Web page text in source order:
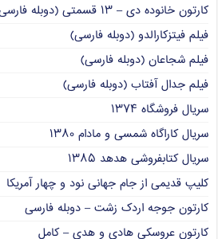
کارتون خانوده دی – ۱۳ قسمتی (دوبله فارسی)
فیلم فیتزکارالدو (دوبله فارسی)
فیلم شجاعان (دوبله فارسی)
فیلم جدال آفتاب (دوبله فارسی)
سریال فروشگاه ۱۳۷۴
سریال کاراگاه شمسی و مادام ۱۳۸۰
سریال کتابفروشی هدهد ۱۳۸۵
کلیپ قدیمی از جام جهانی نود و چهار آمریکا
کارتون جوجه اردک زشت – دوبله فارسی
کارتون عروسکی هادی و هدی – کامل